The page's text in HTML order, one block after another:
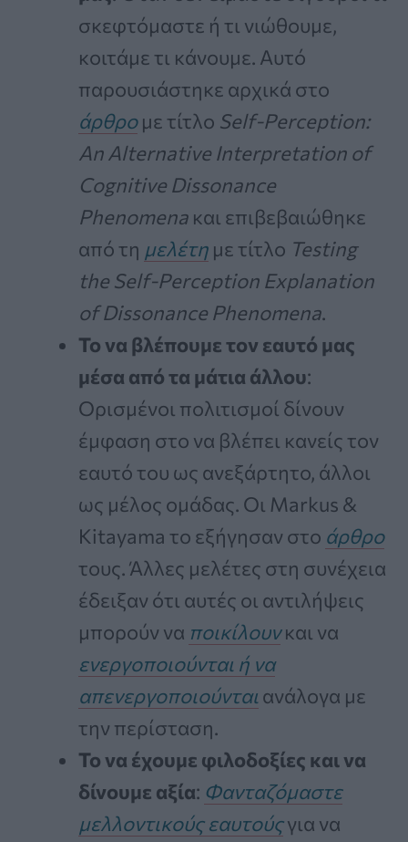
σκεφτόμαστε ή τι νιώθουμε,
κοιτάμε τι κάνουμε. Αυτό
παρουσιάστηκε αρχικά στο
άρθρομε τίτλο Self‑Perception:
An Alternative Interpretation of
Cognitive Dissonance
Phenomena και επιβεβαιώθηκε
από τη μελέτη με τίτλο Testing
the Self‑Perception Explanation
of Dissonance Phenomena.
Το να βλέπουμε τον εαυτό μας
μέσα από τα μάτια άλλου:
Ορισμένοι πολιτισμοί δίνουν
έμφαση στο να βλέπει κανείς τον
εαυτό του ως ανεξάρτητο, άλλοι
ως μέλος ομάδας. Οι Markus &
Kitayama το εξήγησαν στο άρθρο
τους. Άλλες μελέτες στη συνέχεια
έδειξαν ότι αυτές οι αντιλήψεις
μπορούν να ποικίλουνκαι να
ενεργοποιούνται ή να
απενεργοποιούνταιανάλογα με
την περίσταση.
Το να έχουμε φιλοδοξίες και να
δίνουμε αξία: Φανταζόμαστε
μελλοντικούς εαυτούςγια να